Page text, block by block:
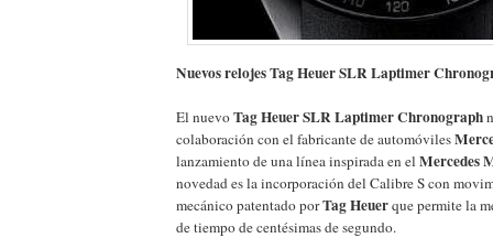
Nuevos relojes Tag Heuer SLR Laptimer
El nuevoTag Heuer SLR Laptimer Chronograph
colaboración con el fabricante de automóviles
lanzamiento de una línea inspirada en el Mercedes
novedad es la incorporación del Calibre S con
mecánico patentado porTag Heuerque permite la
de tiempo de centésimas de segundo.